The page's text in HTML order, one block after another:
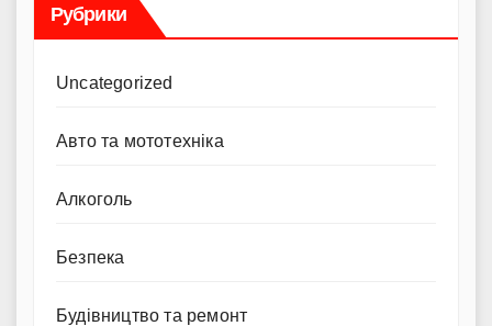
Рубрики
Uncategorized
Авто та мототехніка
Алкоголь
Безпека
Будівництво та ремонт